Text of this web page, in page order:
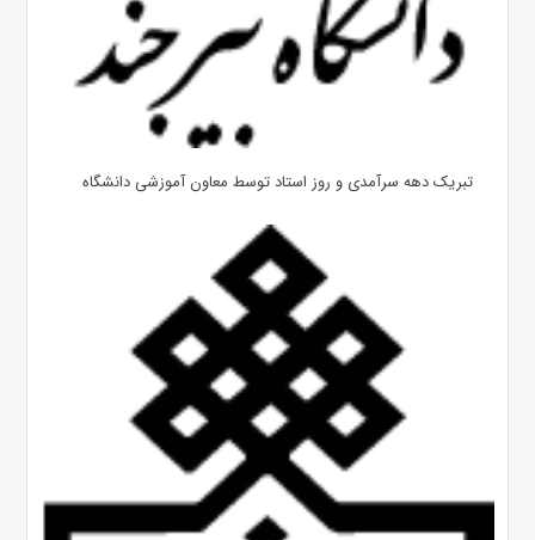
تبریک دهه سرآمدی و روز استاد توسط معاون آموزشی دانشگاه